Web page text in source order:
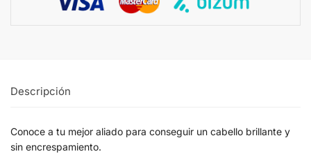
Descripción
Conoce a tu mejor aliado para conseguir un cabello brillante y
sin encrespamiento.